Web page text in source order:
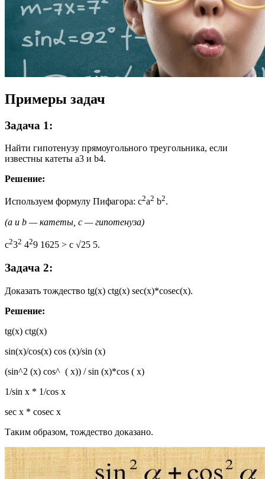
Примеры задач
Задача 1:
Найти гипотенузу прямоугольного треугольника, если
известны катеты a3 и b4.
Решение:
Используем формулу Пифагора: c2a2 b2.
(a и b — катеты, c — гипотенуза)
c232 429 1625 > c √25 5.
Задача 2:
Доказать тождество tg(x) ctg(x) sес(x)*cosec(x).
Решение:
tg(x) ctg(x)
sin(x)/cos(x) cos (x)/sin (x)
(sin^2 (x) cos^ ( x)) / sin (x)*cos ( x)
1/sin x * 1/cos x
sec x * cosec x
Таким образом, тождество доказано.